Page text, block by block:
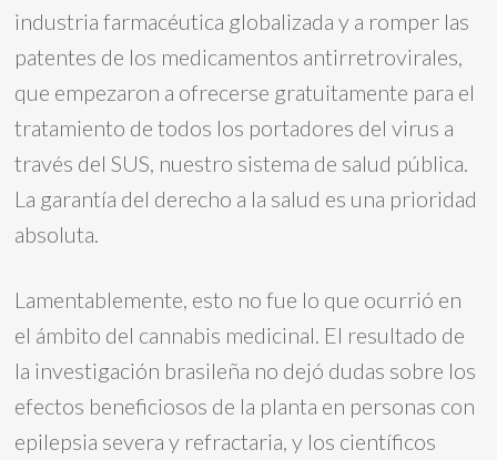
industria farmacéutica globalizada y a romper las
patentes de los medicamentos antirretrovirales,
que empezaron a ofrecerse gratuitamente para el
tratamiento de todos los portadores del virus a
través del SUS, nuestro sistema de salud pública.
La garantía del derecho a la salud es una prioridad
absoluta.
Lamentablemente, esto no fue lo que ocurrió en
el ámbito del cannabis medicinal. El resultado de
la investigación brasileña no dejó dudas sobre los
efectos beneficiosos de la planta en personas con
epilepsia severa y refractaria, y los científicos